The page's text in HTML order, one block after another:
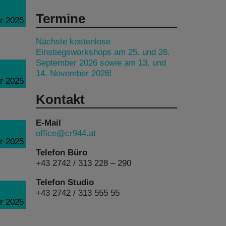
2025
2025
2025
2025
Termine
Nächste kostenlose
Einstiegsworkshops am 25. und 26.
September 2026 sowie am 13. und
14. November 2026!
Kontakt
E-Mail
office@cr944.at
Telefon Büro
+43 2742 / 313 228 – 290
Telefon Studio
+43 2742 / 313 555 55